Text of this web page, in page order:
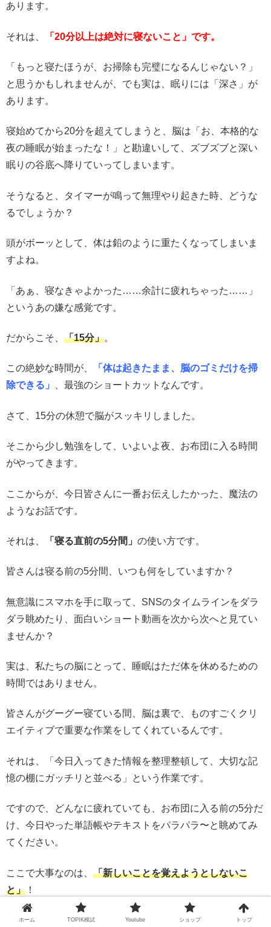
あります。
それは、 「20分以上は絶対に寝ないこと」です。
「もっと寝たほうが、お掃除も完璧になるんじゃない？」
と思うかもしれませんが、でも実は、眠りには「深さ」が
あります。
寝始めてから20分を超えてしまうと、脳は「お、本格的な
夜の睡眠が始まったな！」と勘違いして、ズブズブと深い
眠りの谷底へ降りていってしまいます。
そうなると、タイマーが鳴って無理やり起きた時、どうな
るでしょうか？
頭がボーッとして、体は鉛のように重たくなってしまいま
すよね。
「あぁ、寝なきゃよかった……余計に疲れちゃった……」
というあの嫌な感覚です。
だからこそ、 「15分」。
この絶妙な時間が、
「体は起きたまま、脳のゴミだけを掃
除できる」
、最強のショートカットなんです。
さて、15分の休憩で脳がスッキリしました。
そこから少し勉強をして、いよいよ夜、お布団に入る時間
がやってきます。
ここからが、今日皆さんに一番お伝えしたかった、魔法の
ようなお話です。
それは、 「寝る直前の5分間」 の使い方です。
皆さんは寝る前の5分間、いつも何をしていますか？
無意識にスマホを手に取って、SNSのタイムラインをダラ
ダラ眺めたり、面白いショート動画を次から次へと見てい
ませんか？
実は、私たちの脳にとって、睡眠はただ体を休めるための
時間ではありません。
皆さんがグーグー寝ている間、脳は裏で、ものすごくクリ
エイティブで重要な作業をしてくれているんです。
それは、「今日入ってきた情報を整理整頓して、大切な記
憶の棚にガッチリと並べる」という作業です。
ですので、どんなに疲れていても、お布団に入る前の5分だ
け、今日やった単語帳やテキストをパラパラ〜と眺めてみ
てください。
ここで大事なのは、 「新しいことを覚えようとしないこ
と」 ！
「あ、これ昼間にチラッと見たな」
ホーム TOPIK模試 Youtube ショップ トップ